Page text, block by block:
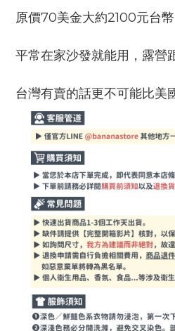
原價70美金大約2100元台幣
平常在家沙發就能用，露營
台灣有賣的話更不可能比美